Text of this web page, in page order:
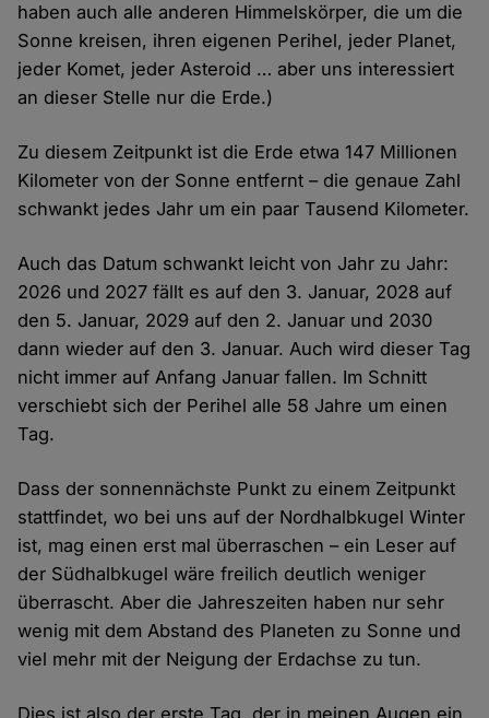
haben auch alle anderen Himmelskörper, die um die
Sonne kreisen, ihren eigenen Perihel, jeder Planet,
jeder Komet, jeder Asteroid … aber uns interessiert
an dieser Stelle nur die Erde.)
Zu diesem Zeitpunkt ist die Erde etwa 147 Millionen
Kilometer von der Sonne entfernt – die genaue Zahl
schwankt jedes Jahr um ein paar Tausend Kilometer.
Auch das Datum schwankt leicht von Jahr zu Jahr:
2026 und 2027 fällt es auf den 3. Januar, 2028 auf
den 5. Januar, 2029 auf den 2. Januar und 2030
dann wieder auf den 3. Januar. Auch wird dieser Tag
nicht immer auf Anfang Januar fallen. Im Schnitt
verschiebt sich der Perihel alle 58 Jahre um einen
Tag.
Dass der sonnennächste Punkt zu einem Zeitpunkt
stattfindet, wo bei uns auf der Nordhalbkugel Winter
ist, mag einen erst mal überraschen – ein Leser auf
der Südhalbkugel wäre freilich deutlich weniger
überrascht. Aber die Jahreszeiten haben nur sehr
wenig mit dem Abstand des Planeten zu Sonne und
viel mehr mit der Neigung der Erdachse zu tun.
Dies ist also der erste Tag, der in meinen Augen ein